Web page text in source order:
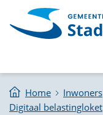
Home Inwoners
Digitaal belastingloket